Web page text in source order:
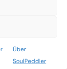
Über
SoulPeddler
– DUBOX –
of Vinyl Arts
GmbH®